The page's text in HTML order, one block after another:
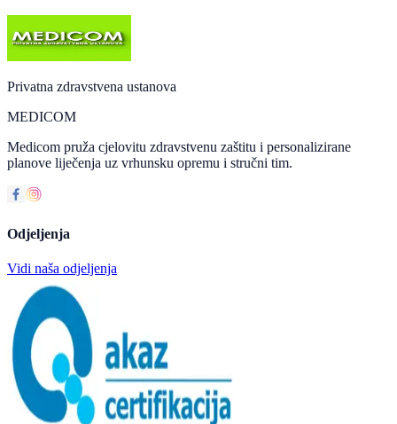
Privatna zdravstvena ustanova
MEDICOM
Medicom pruža cjelovitu zdravstvenu zaštitu i personalizirane
planove liječenja uz vrhunsku opremu i stručni tim.
Odjeljenja
Vidi naša odjeljenja